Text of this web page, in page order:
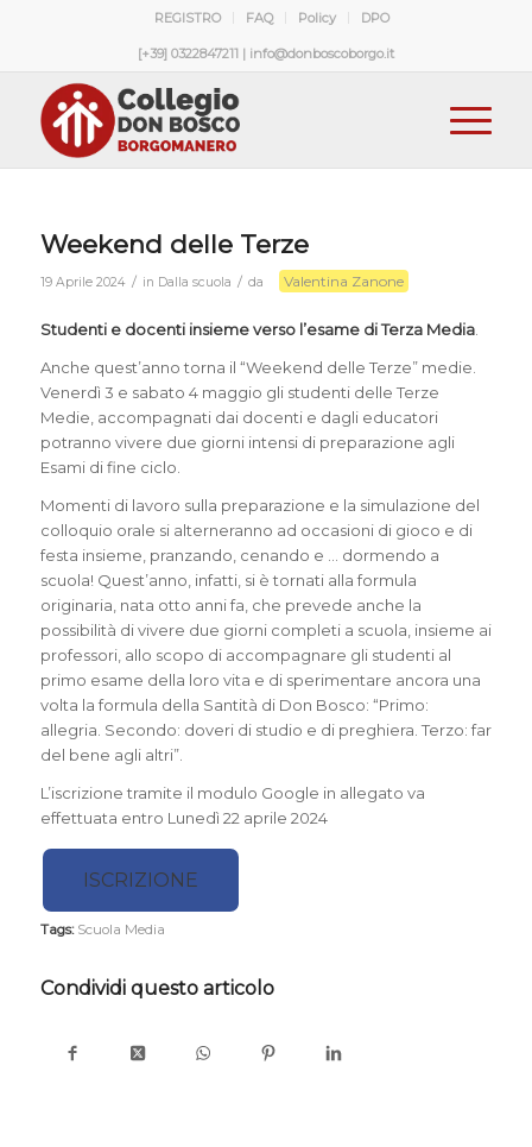
REGISTRO FAQ Policy DPO
[+39] 0322847211 | info@donboscoborgo.it
Weekend delle Terze
19 Aprile 2024 / in Dalla scuola / da Valentina Zanone
Studenti e docenti insieme verso l’esame di Terza Media.
Anche quest’anno torna il “Weekend delle Terze” medie.
Venerdì 3 e sabato 4 maggio gli studenti delle Terze
Medie, accompagnati dai docenti e dagli educatori
potranno vivere due giorni intensi di preparazione agli
Esami di fine ciclo.
Momenti di lavoro sulla preparazione e la simulazione del
colloquio orale si alterneranno ad occasioni di gioco e di
festa insieme, pranzando, cenando e … dormendo a
scuola! Quest’anno, infatti, si è tornati alla formula
originaria, nata otto anni fa, che prevede anche la
possibilità di vivere due giorni completi a scuola, insieme ai
professori, allo scopo di accompagnare gli studenti al
primo esame della loro vita e di sperimentare ancora una
volta la formula della Santità di Don Bosco: “Primo:
allegria. Secondo: doveri di studio e di preghiera. Terzo: far
del bene agli altri”.
L’iscrizione tramite il modulo Google in allegato va
effettuata entro Lunedì 22 aprile 2024
ISCRIZIONE
Tags: Scuola Media
Condividi questo articolo